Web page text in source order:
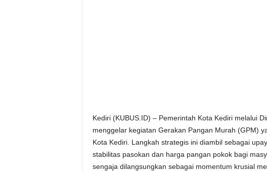
Kediri (KUBUS.ID) – Pemerintah Kota Kediri melalui
menggelar kegiatan Gerakan Pangan Murah (GPM)
Kota Kediri. Langkah strategis ini diambil sebagai
stabilitas pasokan dan harga pangan pokok bagi
sengaja dilangsungkan sebagai momentum krusial